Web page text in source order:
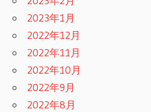
2023年1月
2022年12月
2022年11月
2022年10月
2022年9月
2022年8月